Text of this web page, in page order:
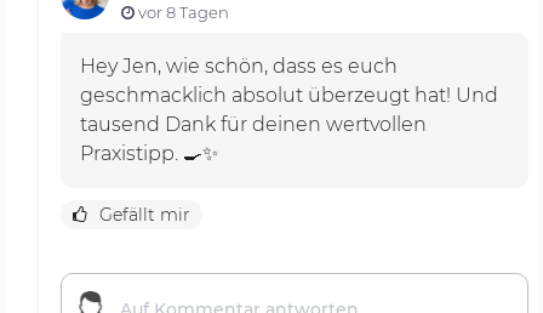
vor 8 Tagen
Hey Jen, wie schön, dass es euch
geschmacklich absolut überzeugt hat! Und
tausend Dank für deinen wertvollen
Praxistipp. 🍳✨
Gefällt mir